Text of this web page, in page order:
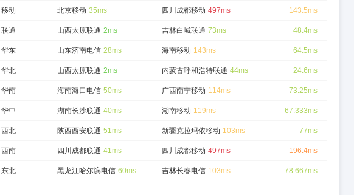
移动 北京移动 35ms 四川成都移动 497ms 143.5ms
联通 山西太原联通 2ms 吉林白城联通 73ms 48.4ms
华东 山东济南电信 28ms 海南移动 143ms 64.5ms
华北 山西太原联通 2ms 内蒙古呼和浩特联通 44ms 24.6ms
华南 海南海口电信 50ms 广西南宁移动 114ms 73.25ms
华中 湖南长沙联通 40ms 湖南移动 119ms 67.333ms
西北 陕西西安联通 51ms 新疆克拉玛依移动 103ms 77ms
西南 四川成都联通 41ms 四川成都移动 497ms 196.4ms
东北 黑龙江哈尔滨电信 60ms 吉林长春电信 103ms 78.667ms